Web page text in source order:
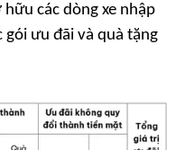
các dòng xe nhập
gói ưu đãi và quà tặng